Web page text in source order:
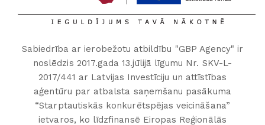
Sabiedrība ar ierobežotu atbildību "GBP Agency" ir
noslēdzis 2017.gada 13.jūlijā līgumu Nr. SKV-L-
2017/441 ar Latvijas Investīciju un attīstības
aģentūru par atbalsta saņemšanu pasākuma
“Starptautiskās konkurētspējas veicināšana”
ietvaros, ko līdzfinansē Eiropas Reģionālās